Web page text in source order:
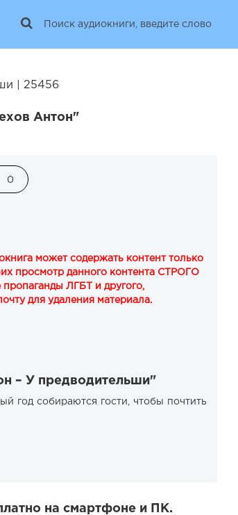
| 25456
Антон"
0
может содержать контент только
просмотр данного контента СТРОГО
ЛГБТ и другого,
для удаления материала.
– У предводительши"
год собираются гости, чтобы почтить
на смартфоне и ПК.